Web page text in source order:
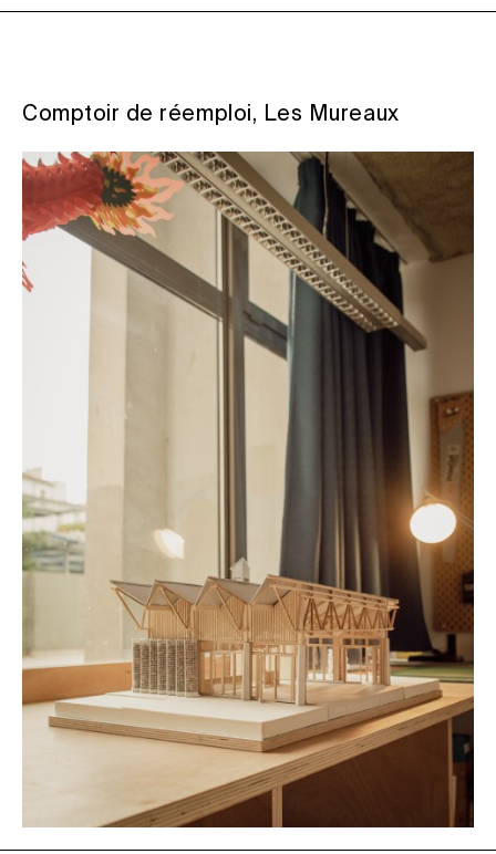
Comptoir de réemploi, Les Mureaux